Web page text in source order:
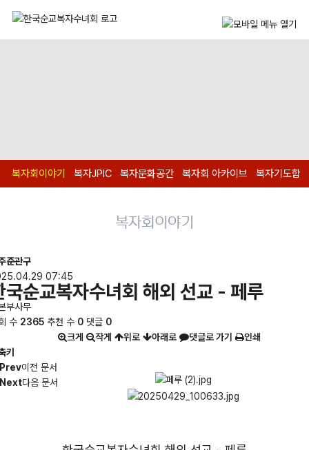
복자회이야기 복자JPIC 복자문화공간 복자회 아카이브 복자기도함
복자회이야기
준관구
07:45
국순교복자수녀회 해외 선교 - 페루
부사무
수 2365 추천 수 0 댓글 0
키
Prev이전 문서
Next다음 문서
크게 작게 위로 아래로 댓글로 가기 인쇄